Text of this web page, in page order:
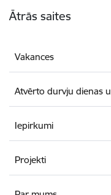
Ātrās saites
Vakances
Atvērto durvju dienas
Iepirkumi
Projekti